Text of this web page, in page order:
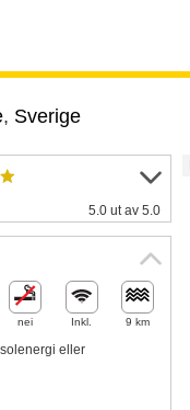
, Sverige
5.0 ut av 5.0
nei Inkl. 9 km
eller